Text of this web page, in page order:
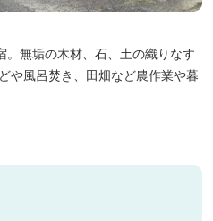
無垢の木材、石、土の織りなす
や風呂焚き、田畑など農作業や暮